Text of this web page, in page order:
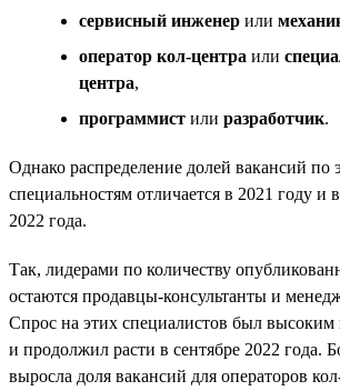
сервисный инженер или
оператор кол-центра или
центра,
программист или разработчик.
Однако распределение долей вакансий по
специальностям отличается в 2021 году и
2022 года.
Так, лидерами по количеству
остаются продавцы-консультанты и
Спрос на этих специалистов был высоким
и продолжил расти в сентябре 2022 года.
выросла доля вакансий для операторов